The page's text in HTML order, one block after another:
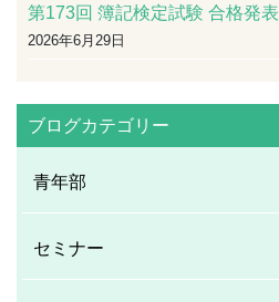
第173回 簿記検定試験 合格発表
2026年6月29日
ブログカテゴリー
青年部
セミナー